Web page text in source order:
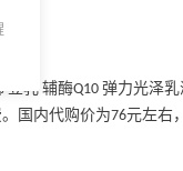
豆乳 辅酶Q10 弹力光
国内代购价为76元左右